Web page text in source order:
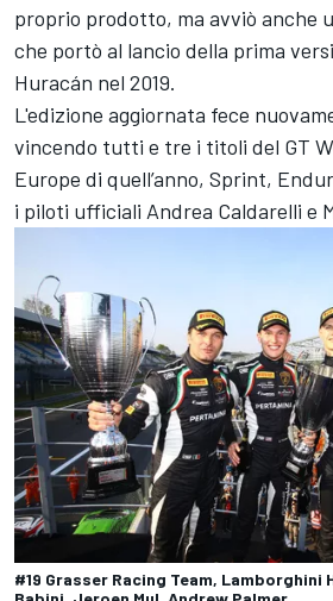
proprio prodotto, ma avviò anche
che portò al lancio della prima
Huracán nel 2019.
L'edizione aggiornata fece
vincendo tutti e tre i titoli del GT
Europe di quell’anno, Sprint,
i piloti ufficiali Andrea Caldarelli e
#19 Grasser Racing Team, Lamborghini